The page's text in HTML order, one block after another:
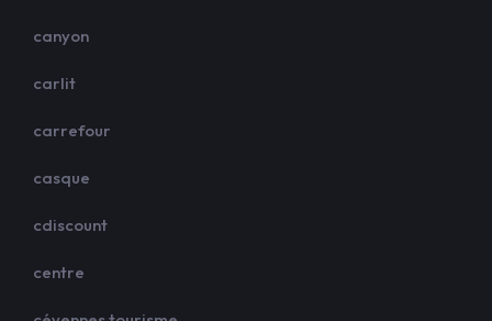
canyon
carlit
carrefour
casque
cdiscount
centre